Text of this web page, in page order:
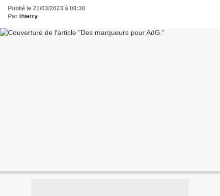
Publié le 21/03/2023 à 08:30
Par thierry